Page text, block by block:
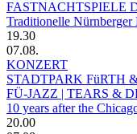
FASTNACHTSPIELE
Traditionelle
19.30
07.08.
KONZERT
STADTPARK FüRTH
FÜ-JAZZ | TEARS &
10 years after the
20.00